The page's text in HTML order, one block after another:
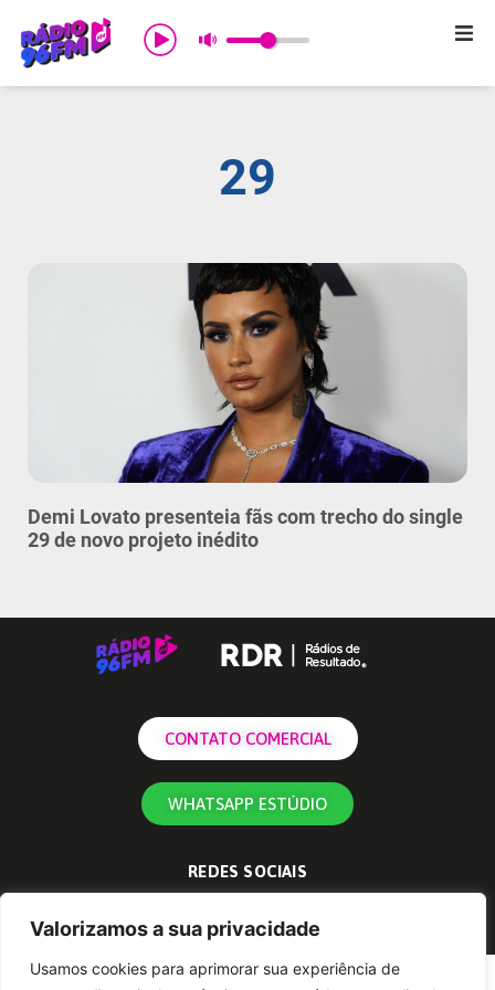
Valorizamos a sua privacidade
Usamos cookies para aprimorar sua experiência de
Início
Promoções
Contato
29
Demi Lovato presenteia fãs com trecho do single
29 de novo projeto inédito
CONTATO COMERCIAL
WHATSAPP ESTÚDIO
REDES SOCIAIS